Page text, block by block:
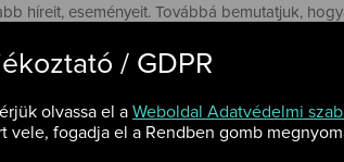
/ GDPR
olvassa el a Weboldal Adatvédelmi
vele, fogadja el a Rendben gomb
híreit, eseményeit. Továbbá bemutatjuk,